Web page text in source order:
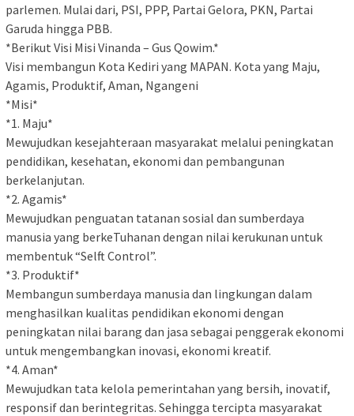
parlemen. Mulai dari, PSI, PPP, Partai Gelora, PKN, Partai
Garuda hingga PBB.
*Berikut Visi Misi Vinanda – Gus Qowim.*
Visi membangun Kota Kediri yang MAPAN. Kota yang Maju,
Agamis, Produktif, Aman, Ngangeni
*Misi*
*1. Maju*
Mewujudkan kesejahteraan masyarakat melalui peningkatan
pendidikan, kesehatan, ekonomi dan pembangunan
berkelanjutan.
*2. Agamis*
Mewujudkan penguatan tatanan sosial dan sumberdaya
manusia yang berkeTuhanan dengan nilai kerukunan untuk
membentuk “Selft Control”.
*3. Produktif*
Membangun sumberdaya manusia dan lingkungan dalam
menghasilkan kualitas pendidikan ekonomi dengan
peningkatan nilai barang dan jasa sebagai penggerak ekonomi
untuk mengembangkan inovasi, ekonomi kreatif.
*4. Aman*
Mewujudkan tata kelola pemerintahan yang bersih, inovatif,
responsif dan berintegritas. Sehingga tercipta masyarakat